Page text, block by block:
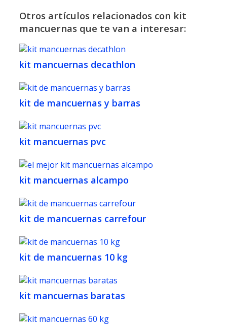
Otros artículos relacionados con kit
mancuernas que te van a interesar:
kit mancuernas decathlon
kit de mancuernas y barras
kit mancuernas pvc
kit mancuernas alcampo
kit de mancuernas carrefour
kit de mancuernas 10 kg
kit mancuernas baratas